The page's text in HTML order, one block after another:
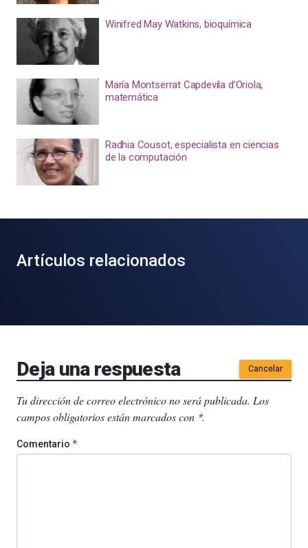
Winifred May Watkins, bioquímica
María Montserrat Capdevila d’Oriola,
matemática
Radhia Cousot, especialista en ciencias
de la computación
Artículos relacionados
Deja una respuesta Cancelar
Tu dirección de correo electrónico no será publicada. Los
campos obligatorios están marcados con *.
Comentario *